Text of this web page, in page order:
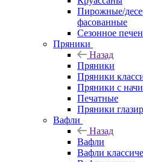
Пирожные/
фасованные
Сезонное
Пряники
Назад
Пряники
Пряники
Пряники с
Печатные
Пряники
Вафли
Назад
Вафли
Вафли